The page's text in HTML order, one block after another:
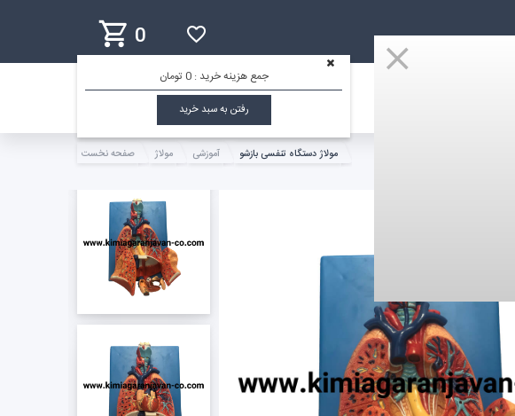
0
جمع هزینه خرید : 0 تومان
رفتن به سبد خرید
صفحه نخست مولاژ آموزشی مولاژ دستگاه تنفسی بازشو